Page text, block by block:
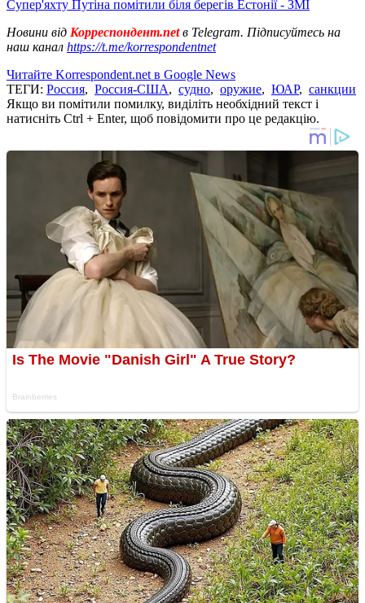
Супер'яхту Путіна помітили біля берегів Естонії - ЗМІ
Новини від Корреспондент.netв Telegram. Підписуйтесь на
наш канал https://t.me/korrespondentnet
Читайте Korrespondent.net в Google News
ТЕГИ: Россия, Россия-США, судно, оружие, ЮАР, санкции
Якщо ви помітили помилку, виділіть необхідний текст і
натисніть Ctrl + Enter, щоб повідомити про це редакцію.